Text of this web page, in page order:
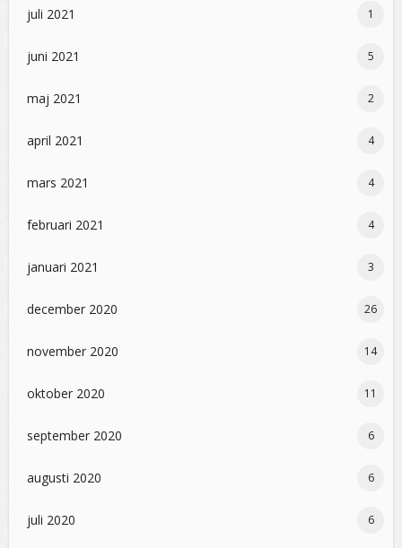
juli 2021 1
juni 2021 5
maj 2021 2
april 2021 4
mars 2021 4
februari 2021 4
januari 2021 3
december 2020 26
november 2020 14
oktober 2020 11
september 2020 6
augusti 2020 6
juli 2020 6